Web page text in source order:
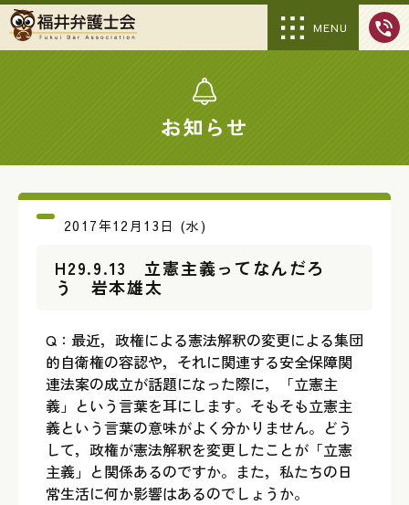
MENU
お知らせ
2017年12月13日 (水)
H29.9.13 立憲主義ってなんだろ
う 岩本雄太
Q：最近，政権による憲法解釈の変更による集団
的自衛権の容認や，それに関連する安全保障関
連法案の成立が話題になった際に，「立憲主
義」という言葉を耳にします。そもそも立憲主
義という言葉の意味がよく分かりません。どう
して，政権が憲法解釈を変更したことが「立憲
主義」と関係あるのですか。また，私たちの日
常生活に何か影響はあるのでしょうか。